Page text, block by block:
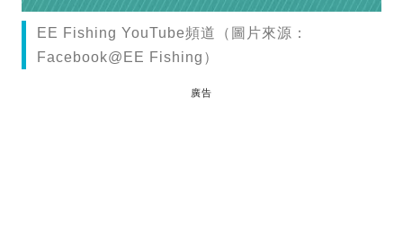
EE Fishing YouTube頻道（圖片來源：
Facebook@EE Fishing）
廣告